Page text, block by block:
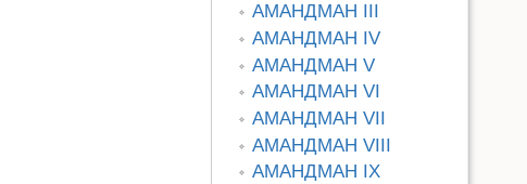
АМАНДМАН III
АМАНДМАН IV
АМАНДМАН V
АМАНДМАН VI
АМАНДМАН VII
АМАНДМАН VIII
АМАНДМАН IX